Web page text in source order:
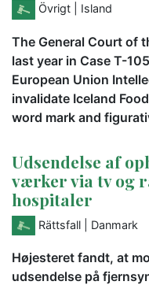
Övrigt | Island
The General Court of
last year in Case T-
European Union
invalidate Iceland
word mark and
Udsendelse af
værker via tv og
hospitaler
Rättsfall | Danmark
Højesteret fandt, at
udsendelse på